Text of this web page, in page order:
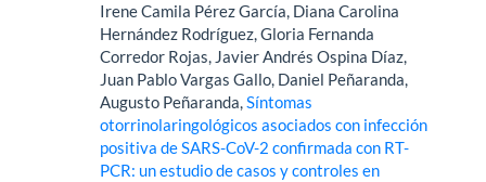
Irene Camila Pérez García, Diana Carolina
Hernández Rodríguez, Gloria Fernanda
Corredor Rojas, Javier Andrés Ospina Díaz,
Juan Pablo Vargas Gallo, Daniel Peñaranda,
Augusto Peñaranda,Síntomas
otorrinolaringológicos asociados con infección
positiva de SARS-CoV-2 confirmada con RT-
PCR: un estudio de casos y controles en